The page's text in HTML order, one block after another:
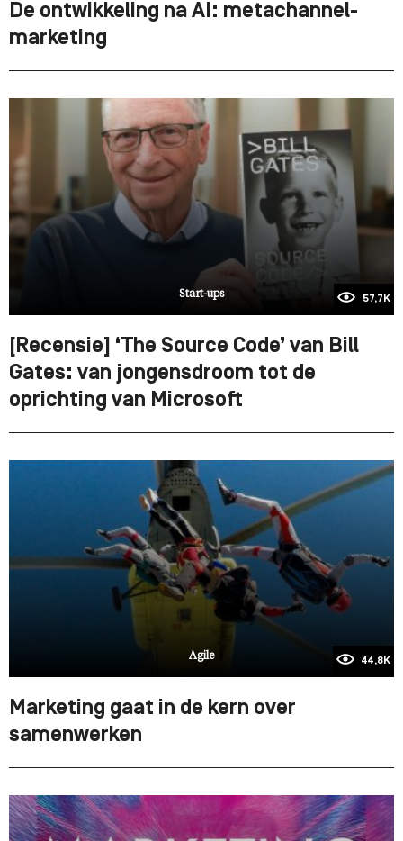
De ontwikkeling na AI: metachannel-
marketing
Start-ups 57,7K
[Recensie] ‘The Source Code’ van Bill
Gates: van jongensdroom tot de
oprichting van Microsoft
Agile 44,8K
Marketing gaat in de kern over
samenwerken